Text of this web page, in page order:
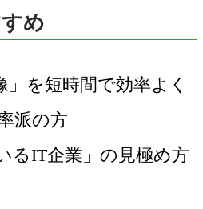
め
を短時間で効率よく
派の方
るIT企業」の見極め方